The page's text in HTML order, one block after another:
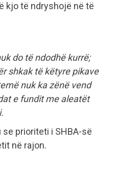
kjo të ndryshojë në të
do të ndodhë kurrë;
shkak të këtyre pikave
nuk ka zënë vend
e fundit me aleatët
prioriteti i SHBA-së
në rajon.